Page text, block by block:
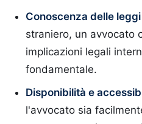
Conoscenza delle
straniero, un avvocato
implicazioni legali
fondamentale.
Disponibilità e
l'avvocato sia